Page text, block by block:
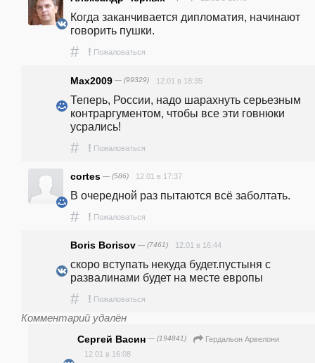
Когда заканчивается дипломатия, начинают
говорить пушки.
# ! Пожаловаться
Max2009 — (99329) 12.01 в 18:35
Теперь, России, надо шарахнуть серьезным
контраргументом, чтобы все эти говнюки
усрались!
# ! Пожаловаться
cortes — (586) 12.01 в 17:37
В очередной раз пытаются всё заболтать.
# ! Пожаловаться
Boris Borisov — (7461) 12.01 в 16:44
скоро вступать некуда будет.пустыня с
развалинами будет на месте европы
# ! Пожаловаться
Комментарий удалён
Сергей Васин — (194841)
Гердальон Арвелони
12.01 в 16:08